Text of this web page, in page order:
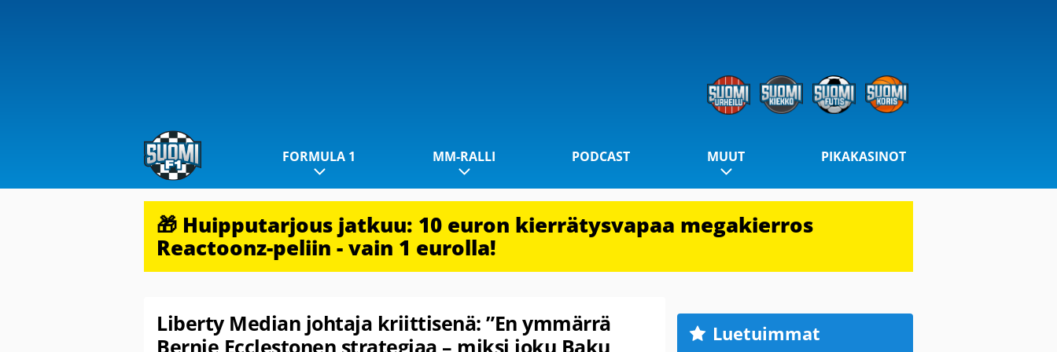
FORMULA 1 MM-RALLI PODCAST MUUT PIKAKASINOT
🎁 Huipputarjous jatkuu: 10 euron kierrätysvapaa megakierros
Reactoonz-peliin - vain 1 eurolla!
Liberty Median johtaja kriittisenä: ”En ymmärrä
Bernie Ecclestonen strategiaa – miksi joku Baku
Luetuimmat